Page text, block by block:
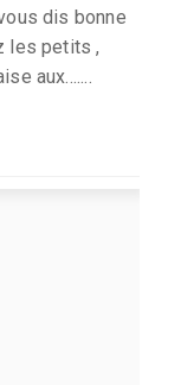
dis bonne
les petits ,
aux.......